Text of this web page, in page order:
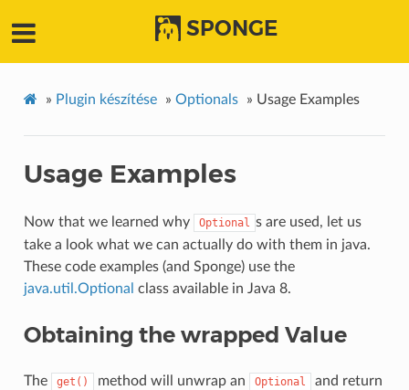
SPONGE
» Plugin készítése » Optionals » Usage Examples
Usage Examples
Now that we learned why Optional s are used, let us
take a look what we can actually do with them in java.
These code examples (and Sponge) use the
java.util.Optional class available in Java 8.
Obtaining the wrapped Value
The get() method will unwrap an Optional
and return